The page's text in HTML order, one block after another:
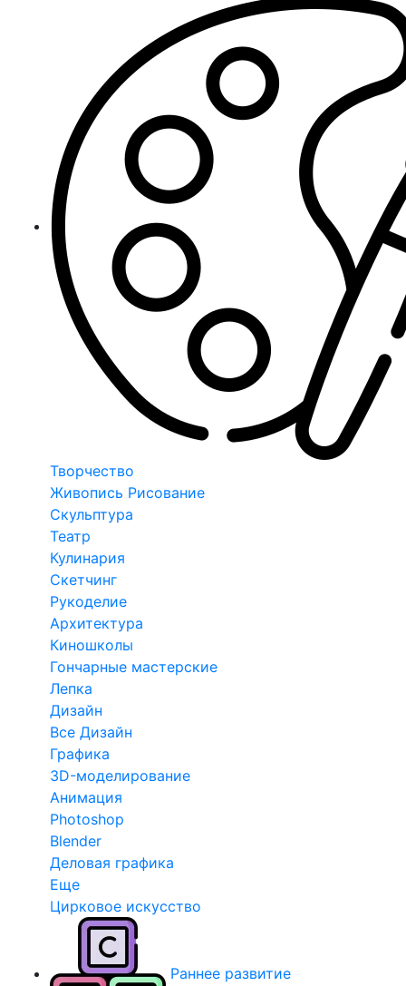
Творчество
Живопись Рисование
Скульптура
Театр
Кулинария
Скетчинг
Рукоделие
Архитектура
Киношколы
Гончарные мастерские
Лепка
Дизайн
Все Дизайн
Графика
3D-моделирование
Анимация
Photoshop
Blender
Деловая графика
Еще
Цирковое искусство
Раннее развитие